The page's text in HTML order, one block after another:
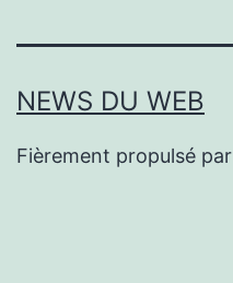
NEWS DU WEB
Fièrement propulsé par